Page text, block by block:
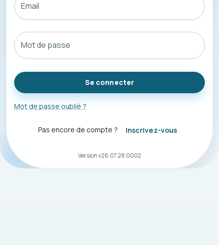
Email
Mot de passe
Se connecter
Mot de passe oublié ?
Pas encore de compte ? Inscrivez-vous
Version v26.07.28.0002